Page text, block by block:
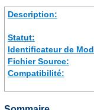
Description:
Statut:
Identificateur de
Fichier Source:
Compatibilité: